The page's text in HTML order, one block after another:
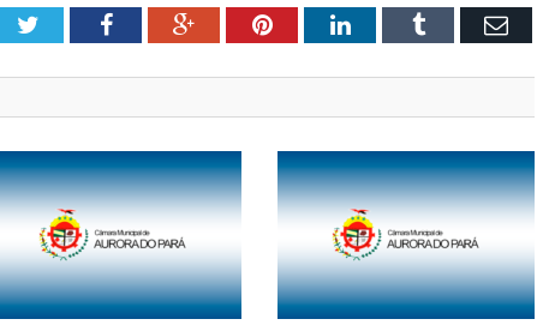
TwitterFacebookGoogle+PinterestLinkedInTumblr Email